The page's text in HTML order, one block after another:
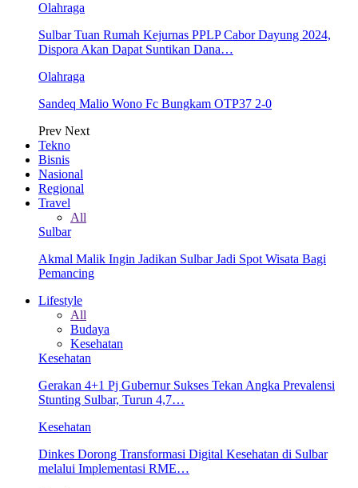
Olahraga
Sulbar Tuan Rumah Kejurnas PPLP Cabor Dayung 2024,
Dispora Akan Dapat Suntikan Dana…
Olahraga
Sandeq Malio Wono Fc Bungkam OTP37 2-0
Prev Next
Tekno
Bisnis
Nasional
Regional
Travel
All
Sulbar
Akmal Malik Ingin Jadikan Sulbar Jadi Spot Wisata Bagi
Pemancing
Lifestyle
All
Budaya
Kesehatan
Kesehatan
Gerakan 4+1 Pj Gubernur Sukses Tekan Angka Prevalensi
Stunting Sulbar, Turun 4,7…
Kesehatan
Dinkes Dorong Transformasi Digital Kesehatan di Sulbar
melalui Implementasi RME…